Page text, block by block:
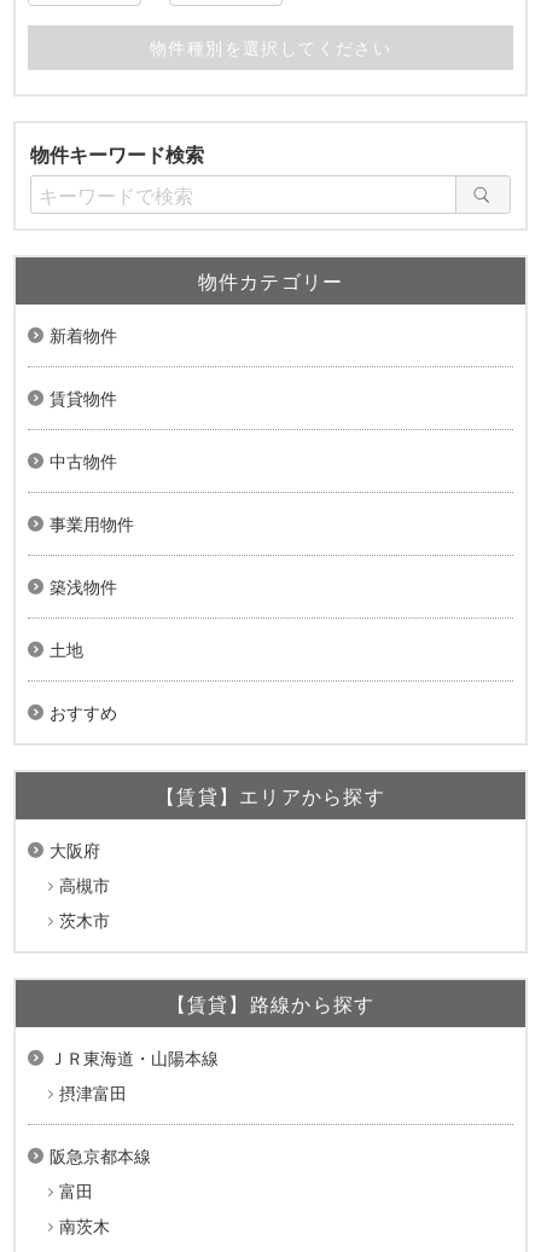
物件キーワード検索
物件カテゴリー
新着物件
賃貸物件
中古物件
事業用物件
築浅物件
土地
おすすめ
【賃貸】エリアから探す
大阪府
高槻市
茨木市
【賃貸】路線から探す
ＪＲ東海道・山陽本線
摂津富田
阪急京都本線
富田
南茨木